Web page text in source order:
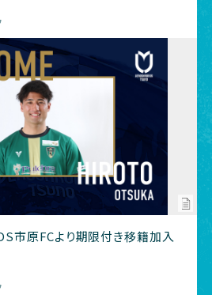
市原FCより期限付き移籍加入